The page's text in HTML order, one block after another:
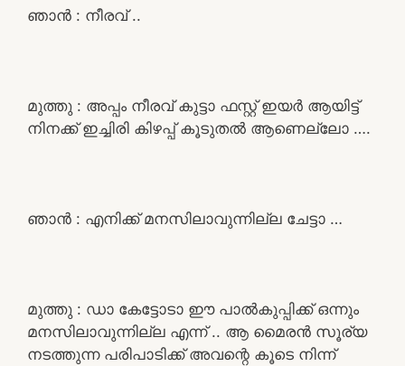
ഞാൻ : നീരവ് ..
മുത്തു : അപ്പം നീരവ് കുട്ടാ ഫസ്റ്റ് ഇയർ ആയിട്ട്
നിനക്ക് ഇച്ചിരി കിഴപ്പ് കൂടുതൽ ആണെല്ലോ ….
ഞാൻ : എനിക്ക് മനസിലാവുന്നില്ല ചേട്ടാ …
മുത്തു : ഡാ കേട്ടോടാ ഈ പാൽകുപ്പിക്ക് ഒന്നും
മനസിലാവുന്നില്ല എന്ന് .. ആ മൈരൻ സൂര്യ
നടത്തുന്ന പരിപാടിക്ക് അവന്റെ കൂടെ നിന്ന്